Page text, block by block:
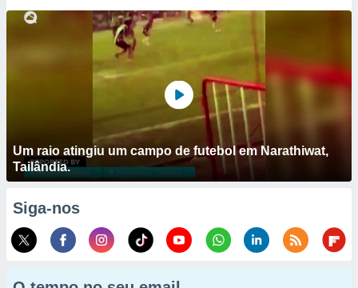
Um raio atingiu um campo de futebol em Narathiwat,
Tailândia.
Siga-nos